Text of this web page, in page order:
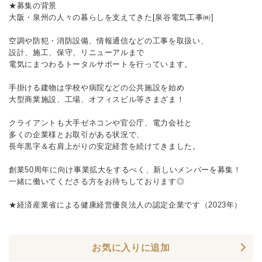
★募集の背景
大阪・泉州の人々の暮らしを支えてきた[泉谷電気工事㈱]
空調や防犯・消防設備、情報通信などの工事を取扱い、
設計、施工、保守、リニューアルまで
電気にまつわるトータルサポートを行っています。
手掛ける建物は学校や病院などの公共施設を始め
大型商業施設、工場、オフィスビル等さまざま！
クライアントも大手ゼネコンや官公庁、電力会社と
多くの企業様とお取引がある状況で、
長年黒字＆右肩上がりの安定経営を続けてきました。
創業50周年に向け事業拡大をするべく、新しいメンバーを募集！
一緒に働いてくださる方をお待ちしております◎
★経済産業省による健康経営優良法人の認定企業です（2023年）
お気に入りに追加